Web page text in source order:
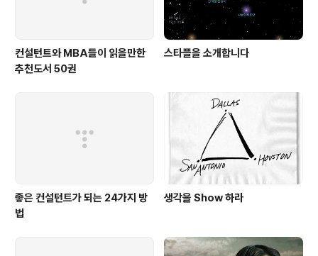
컨설턴트와 MBA들이 읽을만한
추천도서 50권
스타플을 소개합니다
좋은 컨설턴트가 되는 24가지 방
법
생각을 Show 하라